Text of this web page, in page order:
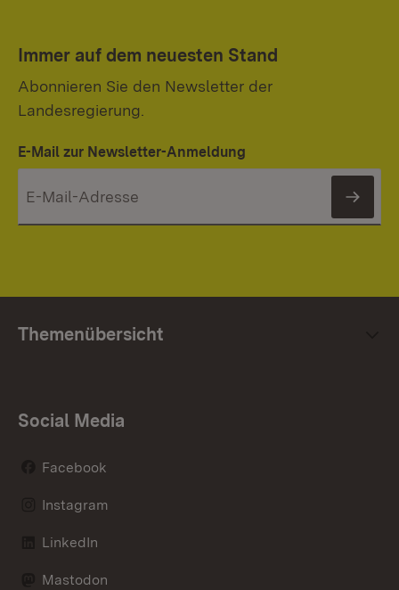
Immer auf dem neuesten Stand
Abonnieren Sie den Newsletter der
Landesregierung.
E-Mail zur Newsletter-Anmeldung
Themenübersicht
Social Media
Facebook
Instagram
LinkedIn
Mastodon